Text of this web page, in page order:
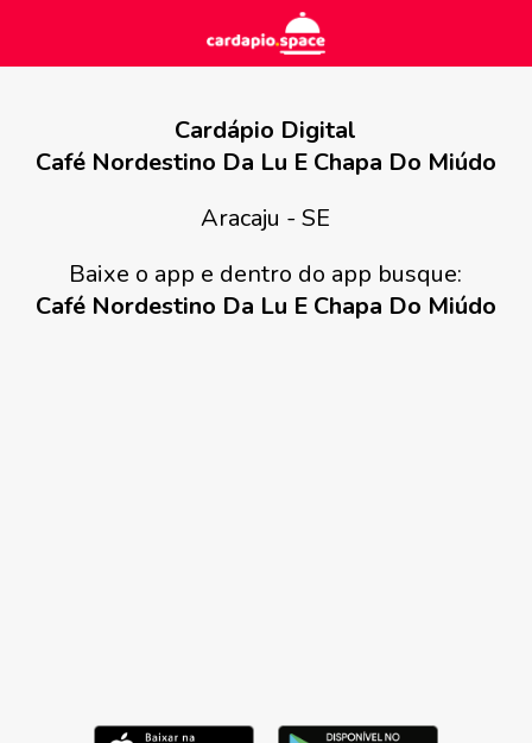
Cardápio Digital
Café Nordestino Da Lu E Chapa Do Miúdo
Aracaju - SE
Baixe o app e dentro do app busque:
Café Nordestino Da Lu E Chapa Do Miúdo